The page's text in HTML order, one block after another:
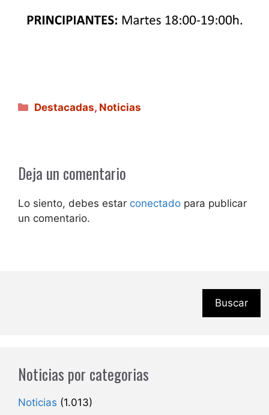
Categorías
Destacadas, Noticias
Deja un comentario
Lo siento, debes estar conectado para publicar
un comentario.
Buscar
Noticias por categorias
Noticias (1.013)